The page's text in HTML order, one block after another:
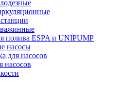
полива ESPA и UNIPUMP
насосы
для насосов
насосов